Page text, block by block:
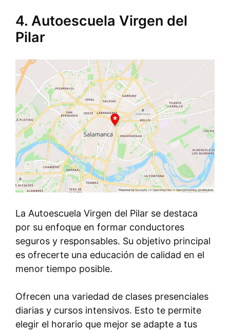
4. Autoescuela Virgen del
Pilar
La Autoescuela Virgen del Pilar se destaca
por su enfoque en formar conductores
seguros y responsables. Su objetivo principal
es ofrecerte una educación de calidad en el
menor tiempo posible.
Ofrecen una variedad de clases presenciales
diarias y cursos intensivos. Esto te permite
elegir el horario que mejor se adapte a tus